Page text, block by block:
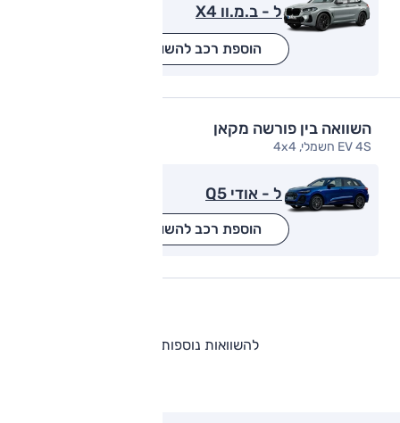
ל - ב.מ.וו X4
הוספת רכב להשוואה
השוואה בין פורשה מקאן
EV 4S חשמלי, 4x4
ל - אודי Q5
הוספת רכב להשוואה
להשוואות נוספות